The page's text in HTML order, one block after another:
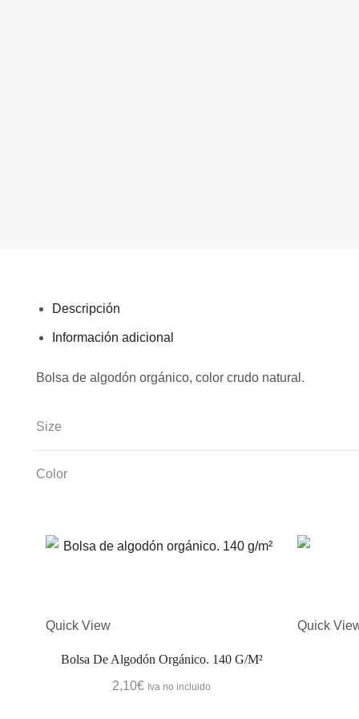
Descripción
Información adicional
Bolsa de algodón orgánico, color crudo natural.
Size
Color
Quick View
Bolsa De Algodón Orgánico. 140 G/m²
2,10€ Iva no incluido
Quick